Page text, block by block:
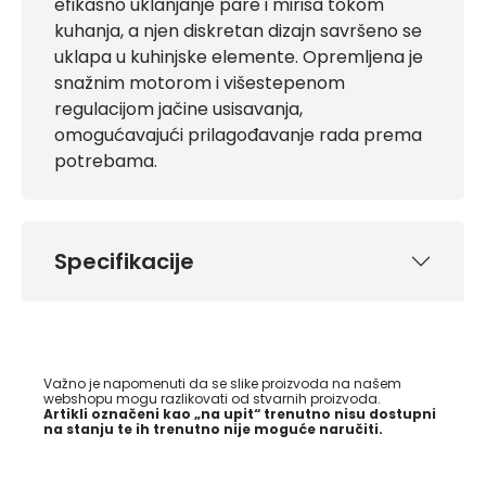
kuhanja, a njen diskretan dizajn savršeno se
uklapa u kuhinjske elemente. Opremljena je
snažnim motorom i višestepenom
regulacijom jačine usisavanja,
omogućavajući prilagođavanje rada prema
potrebama.
Specifikacije
Važno je napomenuti da se slike proizvoda na našem
webshopu mogu razlikovati od stvarnih proizvoda.
Artikli označeni kao „na upit“ trenutno nisu dostupni
na stanju te ih trenutno nije moguće naručiti.